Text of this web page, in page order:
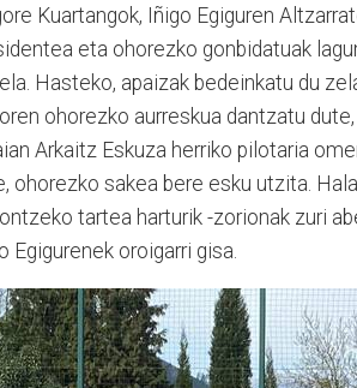
Kuartangok, Iñigo Egiguren
eta ohorezko gonbidatuak
Hasteko, apaizak bedeinkatu du
ohorezko aurreskua dantzatu
Arkaitz Eskuza herriko pilotaria
ohorezko sakea bere esku utzita.
tartea harturik -zorionak zuri
Egigurenek oroigarri gisa.